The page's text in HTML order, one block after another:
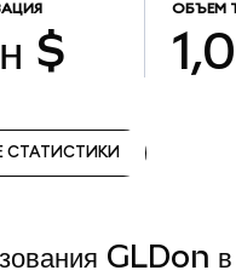
$
ОБЪЕМ
СТАТИСТИКИ